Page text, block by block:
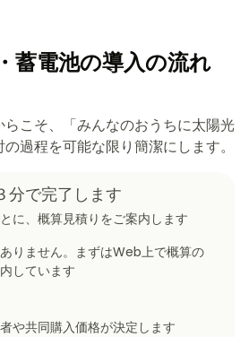
蓄電池の導入の流れ
こそ、「みんなのおうちに太陽光
過程を可能な限り簡潔にします。
分で完了します
に、概算見積りをご案内します
りません。まずはWeb上で概算の
しています
や共同購入価格が決定します